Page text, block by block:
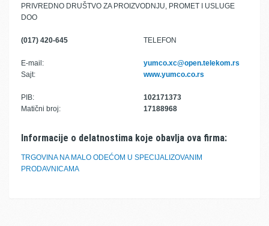
PRIVREDNO DRUŠTVO ZA PROIZVODNJU, PROMET I USLUGE
DOO
(017) 420-645 TELEFON
E-mail:
yumco.xc@open.telekom.rs
Sajt:
www.yumco.co.rs
PIB:
102171373
Matični broj:
17188968
Informacije o delatnostima koje obavlja ova firma:
TRGOVINA NA MALO ODEĆOM U SPECIJALIZOVANIM
PRODAVNICAMA